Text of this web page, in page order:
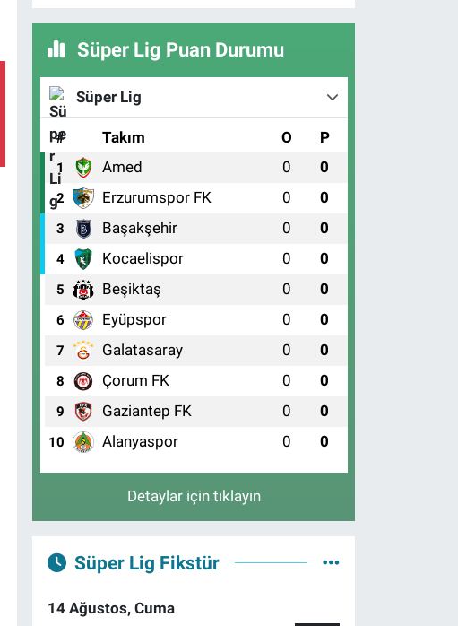
Süper Lig Puan Durumu
Süper Lig
# Takım O P
1 Amed 0 0
2 Erzurumspor FK 0 0
3 Başakşehir 0 0
4 Kocaelispor 0 0
5 Beşiktaş 0 0
6 Eyüpspor 0 0
7 Galatasaray 0 0
8 Çorum FK 0 0
9 Gaziantep FK 0 0
10 Alanyaspor 0 0
Detaylar için tıklayın
Süper Lig Fikstür
14 Ağustos, Cuma